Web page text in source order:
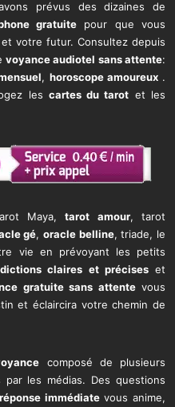
prévus des dizaines de
gratuitepour que vous
votre futur. Consultez depuis
voyance audiotel sans attente:
, horoscope amoureux .
les cartes du tarot et les
Maya,tarot amour, tarot
gé,oracle belline, triade, le
vie en prévoyant les petits
claires et préciseset
gratuite sans attentevous
et éclaircira votre chemin de
composé de plusieurs
par les médias. Des questions
réponse immédiatevous anime,